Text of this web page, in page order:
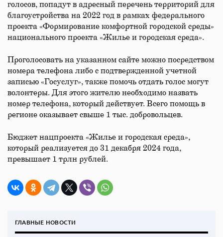
голосов, попадут в адресный перечень территорий для
благоустройства на 2022 год в рамках федерального
проекта «Формирование комфортной городской среды»
национального проекта «Жилье и городская среда».
Проголосовать на указанном сайте можно посредством
номера телефона либо с подтвержденной учетной
записью «Госуслуг», также помочь отдать голос могут
волонтеры. Для этого жителю необходимо назвать
номер телефона, который действует. Всего помощь в
регионе оказывает свыше 1 тыс. добровольцев.
Бюджет нацпроекта «Жилье и городская среда»,
который реализуется до 31 декабря 2024 года,
превышает 1 трлн рублей.
ГЛАВНЫЕ НОВОСТИ